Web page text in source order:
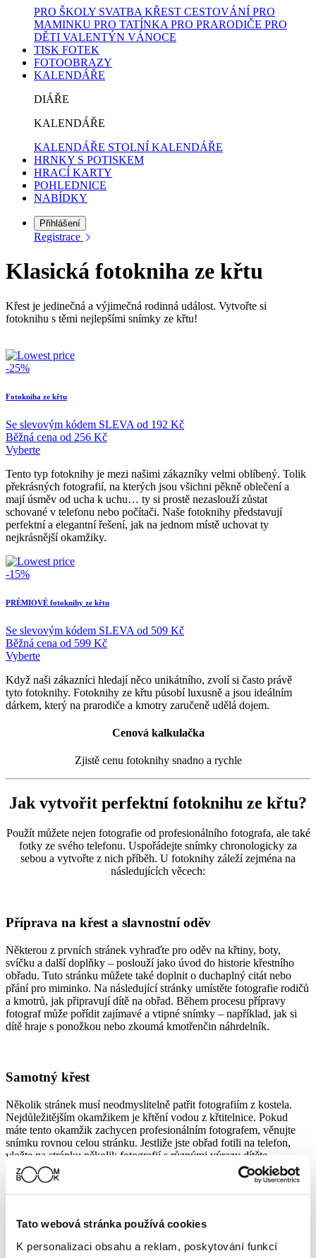
Tato webová stránka používá cookies
K personalizaci obsahu a reklam, poskytování funkcí
PRO ŠKOLY SVATBA KŘEST CESTOVÁNÍ PRO
MAMINKU PRO TATÍNKA PRO PRARODIČE PRO
DĚTI VALENTÝN VÁNOCE
TISK FOTEK
FOTOOBRAZY
KALENDÁŘE
DIÁŘE
KALENDÁŘE
KALENDÁŘE STOLNÍ KALENDÁŘE
HRNKY S POTISKEM
HRACÍ KARTY
POHLEDNICE
NABÍDKY
Přihlášení
Registrace
Klasická fotokniha ze křtu
Křest je jedinečná a výjimečná rodinná událost. Vytvořte si
fotoknihu s těmi nejlepšími snímky ze křtu!
-25%
Fotokniha ze křtu
Se slevovým kódem SLEVA od 192 Kč
Běžná cena od 256 Kč
Vyberte
Tento typ fotoknihy je mezi našimi zákazníky velmi oblíbený. Tolik
překrásných fotografií, na kterých jsou všichni pěkně oblečení a
mají úsměv od ucha k uchu… ty si prostě nezaslouží zůstat
schované v telefonu nebo počítači. Naše fotoknihy představují
perfektní a elegantní řešení, jak na jednom místě uchovat ty
nejkrásnější okamžiky.
-15%
PRÉMIOVÉ fotoknihy ze křtu
Se slevovým kódem SLEVA od 509 Kč
Běžná cena od 599 Kč
Vyberte
Když naši zákazníci hledají něco unikátního, zvolí si často právě
tyto fotoknihy. Fotoknihy ze křtu působí luxusně a jsou ideálním
dárkem, který na prarodiče a kmotry zaručeně udělá dojem.
Cenová kalkulačka
Zjistě cenu fotoknihy snadno a rychle
Jak vytvořit perfektní fotoknihu ze křtu?
Použít můžete nejen fotografie od profesionálního fotografa, ale také
fotky ze svého telefonu. Uspořádejte snímky chronologicky za
sebou a vytvořte z nich příběh. U fotoknihy záleží zejména na
následujících věcech:
Příprava na křest a slavnostní oděv
Některou z prvních stránek vyhraďte pro oděv na křtiny, boty,
svíčku a další doplňky – poslouží jako úvod do historie křestního
obřadu. Tuto stránku můžete také doplnit o duchaplný citát nebo
přání pro miminko. Na následující stránky umístěte fotografie rodičů
a kmotrů, jak připravují dítě na obřad. Během procesu přípravy
fotograf může pořídit zajímavé a vtipné snímky – například, jak si
dítě hraje s ponožkou nebo zkoumá kmotřenčin náhrdelník.
Samotný křest
Několik stránek musí neodmyslitelně patřit fotografiím z kostela.
Nejdůležitějším okamžikem je křtění vodou z křtitelnice. Pokud
máte tento okamžik zachycen profesionálním fotografem, věnujte
snímku rovnou celou stránku. Jestliže jste obřad fotili na telefon,
vložte na stránku několik fotografií s různými výrazy dítěte.
Tyto fotografie se s odstupem času těšívají největší oblibě –
obzvláště tehdy, jestliže se jedná o momentky zachycují zajímavé